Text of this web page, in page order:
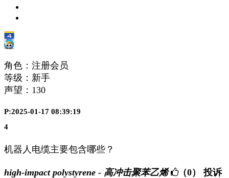
角色：注册会员
等级：新手
声望： 130
P:2025-01-17 08:39:19
4
机器人电缆主要包含哪些？
high-impact polystyrene - 高冲击聚苯乙烯 （0） 投诉